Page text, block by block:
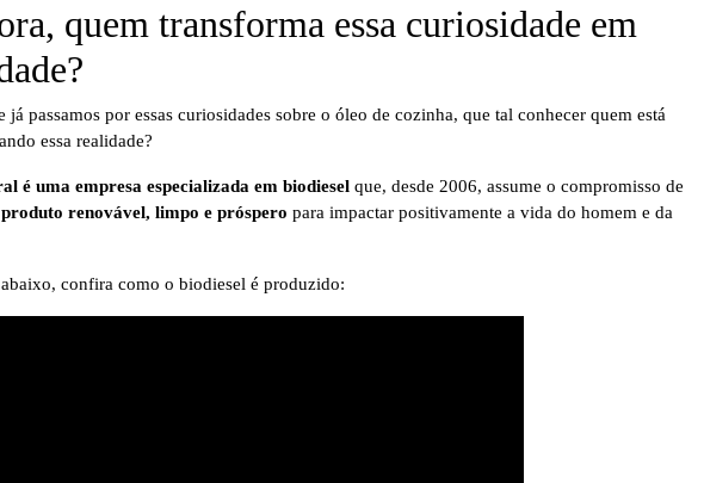
quem transforma essa curiosidade em
já passamos por essas curiosidades sobre o óleo de cozinha, que tal conhecer quem está
essa realidade?
é uma empresa especializada em biodiesel que, desde 2006, assume o compromisso de
renovável, limpo e próspero para impactar positivamente a vida do homem e da
confira como o biodiesel é produzido: